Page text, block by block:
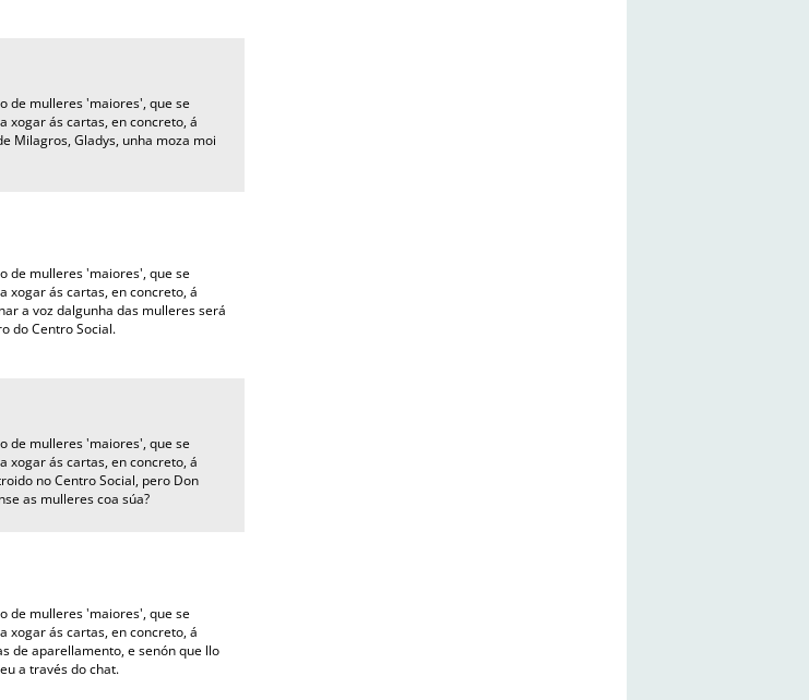
de mulleres 'maiores', que se
xogar ás cartas, en concreto, á
Milagros, Gladys, unha moza moi
de mulleres 'maiores', que se
xogar ás cartas, en concreto, á
a voz dalgunha das mulleres será
do Centro Social.
de mulleres 'maiores', que se
xogar ás cartas, en concreto, á
no Centro Social, pero Don
as mulleres coa súa?
de mulleres 'maiores', que se
xogar ás cartas, en concreto, á
de aparellamento, e senón que llo
a través do chat.